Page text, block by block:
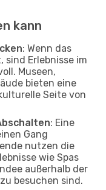
kann
: Wenn das
Erlebnisse im
Museen,
bieten eine
Seite von
: Eine
Gang
nutzen die
wie Spas
außerhalb der
besuchen sind.